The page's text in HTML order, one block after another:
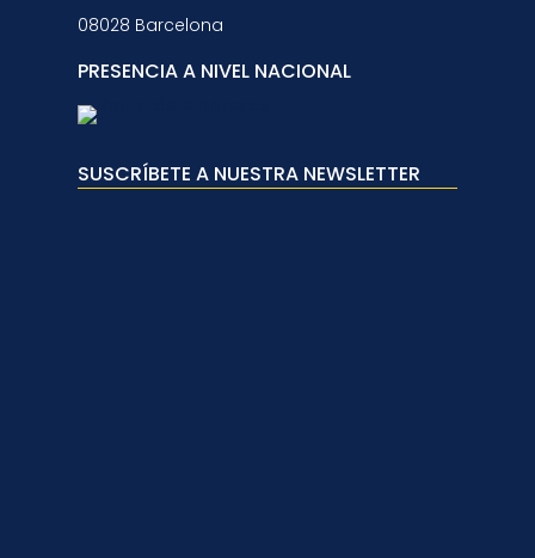
08028 Barcelona
PRESENCIA A NIVEL NACIONAL
SUSCRÍBETE A NUESTRA NEWSLETTER